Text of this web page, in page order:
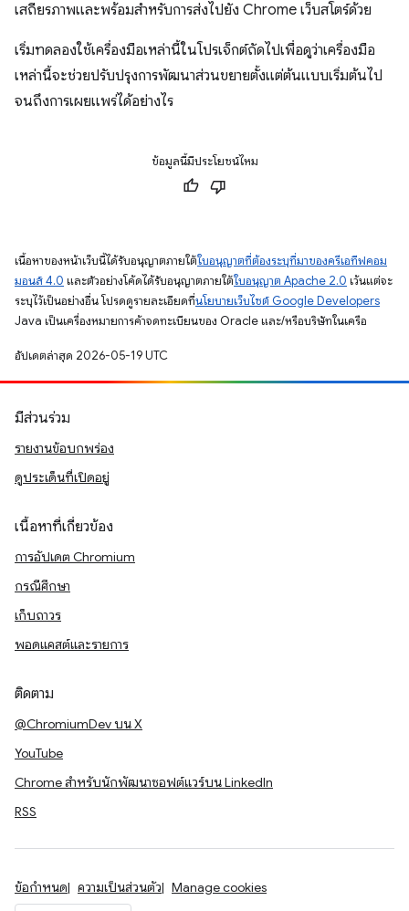
เสถียรภาพและพร้อมสำหรับการส่งไปยัง Chrome เว็บสโตร์ด้วย
เริ่มทดลองใช้เครื่องมือเหล่านี้ในโปรเจ็กต์ถัดไปเพื่อดูว่าเครื่องมือ
เหล่านี้จะช่วยปรับปรุงการพัฒนาส่วนขยายตั้งแต่ต้นแบบเริ่มต้นไป
จนถึงการเผยแพร่ได้อย่างไร
ข้อมูลนี้มีประโยชน์ไหม
เนื้อหาของหน้าเว็บนี้ได้รับอนุญาตภายใต้ใบอนุญาตที่ต้องระบุที่มาของครีเอทีฟคอม
มอนส์ 4.0 และตัวอย่างโค้ดได้รับอนุญาตภายใต้ใบอนุญาต Apache 2.0 เว้นแต่จะ
ระบุไว้เป็นอย่างอื่น โปรดดูรายละเอียดที่นโยบายเว็บไซต์ Google Developers
Java เป็นเครื่องหมายการค้าจดทะเบียนของ Oracle และ/หรือบริษัทในเครือ
อัปเดตล่าสุด 2026-05-19 UTC
มีส่วนร่วม
รายงานข้อบกพร่อง
ดูประเด็นที่เปิดอยู่
เนื้อหาที่เกี่ยวข้อง
การอัปเดต Chromium
กรณีศึกษา
เก็บถาวร
พอดแคสต์และรายการ
ติดตาม
@ChromiumDev บน X
YouTube
Chrome สำหรับนักพัฒนาซอฟต์แวร์บน LinkedIn
RSS
ข้อกำหนด ความเป็นส่วนตัว Manage cookies